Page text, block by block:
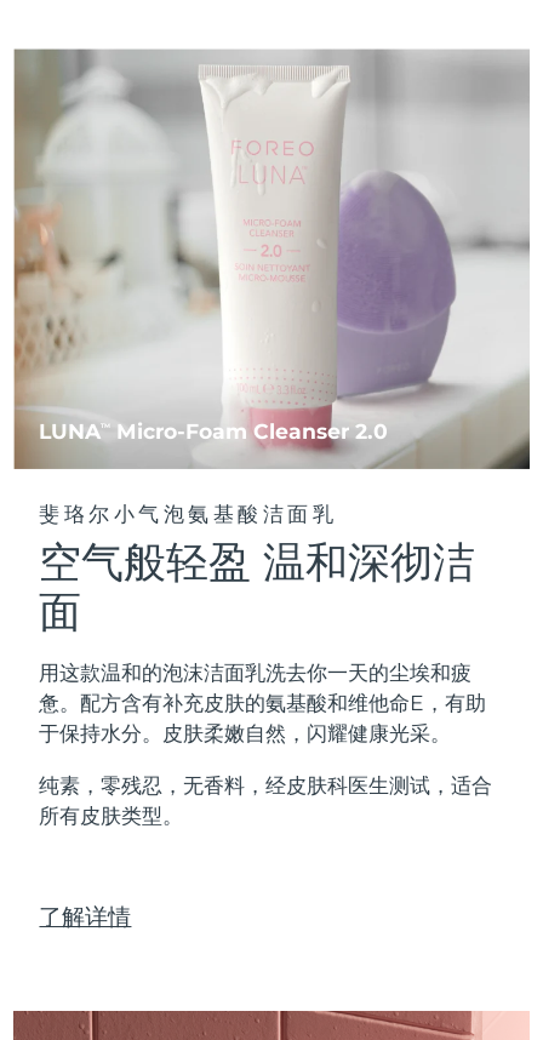
LUNATM Micro-Foam Cleanser 2.0
斐珞尔小气泡氨基酸洁面乳
空气般轻盈 温和深彻洁
面
用这款温和的泡沫洁面乳洗去你一天的尘埃和疲
惫。配方含有补充皮肤的氨基酸和维他命E，有助
于保持水分。皮肤柔嫩自然，闪耀健康光采。
纯素，零残忍，无香料，经皮肤科医生测试，适合
所有皮肤类型。
了解详情
For men, anti-aging massage
LUNA™ 4 mini
For young skin, T-zone
LUNA™ 4 go
For travel or gym bag
LUNA™ 护肤
Premium cleansers & balm
LUNA™ 设备
All facial cleansing devices
Microcurrent line smoothing device
面部提拉护理
Premium anti-aging skincare
BEAR™ 设备
All premium facelift devices
Near-infrared and red light therapy
device
UFO™ 3 mini
Red light therapy device for young skin
UFO™ 3 go
Portable red light therapy
Rejuvenation & hydration
UFO™ 设备
All deep facial hydration devices
issa™ 4 plus
Smart hybrid silicone sonic toothbrush
issa™ 4 smile
Hybrid silicone sonic toothbrush
issa™ 4 baby
For ages 0-3
issa™ Teeth Whitening Set
Dual LED + sonic device & 18% PAP gel
ISSA™ 设备
All silicone sonic toothbrushes
抗老
FAQ™ 101
Clinical anti-aging
FAQ™ 102
Advanced clinical anti-aging
FAQ™ 103
Luxurious clinical anti-aging set
FAQ™ P1 Primer
FAQ™产品
All anti-aging treatments
LED治疗
FAQ™ 201
LED mask
FAQ™ 202
LED mask
FAQ™ 211
Anti-aging neck & décolleté LED mask
FAQ™ 221
FAQ™产品
All LED treatments
生发
FAQ™ 301
LED hair strengthening scalp massager
FAQ™ Scalp Serum
Scalp recovery probiotic serum
FAQ™护肤品
All FAQ™ skincare
All hair treatments
肌肤年轻化
NEW
FAQ™ 501
Full-Spectrum Red Light Therapy
FAQ™ 502
Full-Spectrum Red Light Therapy
FAQ™ Red Light Serum
All FAQ™ skincare
FAQ™ products
All toning treatments
NEW
脱毛
Professional IPL hair removal device
IPL hair removal
PEACH™ Cooling Prep Gel
Microcurrent body toning
Massaging body brush
痘肌护理
ESPADA™ 2 plus
Recurring acne LED therapy
眼部护理
BEAR™ 2 eyes & lips
Microcurrent line smoothing device
智利 预计送达日期
中国
哥伦比亚 预计送达日期
克罗地亚 8/10/26
塞浦路斯 预计送达日期8/11/26
捷克 预计送达日期
丹麦 预计送达日期8/10/26
芬兰
法国
德国 预计送达日期 8/10/26
希腊
匈牙利